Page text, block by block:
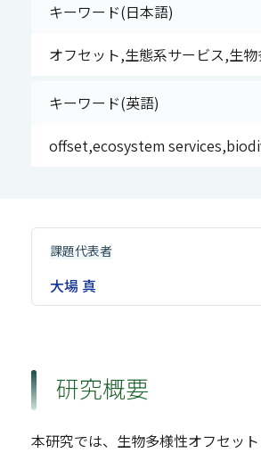
キーワード(日本語)
オフセット,生態系サービス,生
キーワード(英語)
offset,ecosystem
課題代表者
大場 真
研究概要
本研究では、生物多様性オフセッ